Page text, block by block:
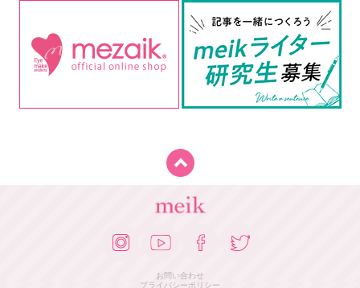
お問い合わせ
プライバシーポリシー